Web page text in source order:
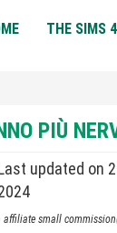
THE SIMS 4
PIÙ
updated on
affiliate small